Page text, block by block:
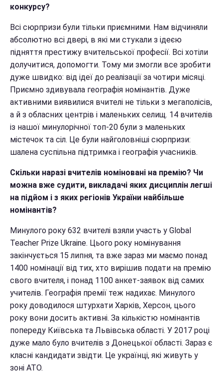
конкурсу?
Всі сюрпризи були тільки приємними. Нам відчиняли
абсолютно всі двері, в які ми стукали з ідеєю
підняття престижу вчительської професії. Всі хотіли
долучитися, допомогти. Тому ми змогли все зробити
дуже швидко: від ідеї до реалізації за чотири місяці.
Приємно здивувала географія номінантів. Дуже
активними виявилися вчителі не тільки з мегаполісів,
а й з обласних центрів і маленьких селищ. 14 вчителів
із нашої минулорічної топ-20 були з маленьких
містечок та сіл. Це були найголовніші сюрпризи:
шалена суспільна підтримка і географія учасників.
Скільки наразі вчителів номіновані на премію? Чи
можна вже судити, викладачі яких дисциплін легші
на підйом і з яких регіонів України найбільше
номінантів?
Минулого року 632 вчителі взяли участь у Global
Teacher Prize Ukraine. Цього року номінування
закінчується 15 липня, та вже зараз ми маємо понад
1400 номінації від тих, хто вирішив подати на премію
свого вчителя, і понад 1100 анкет-заявок від самих
учителів. Географія премії теж надихає. Минулого
року доводилося штурхати Харків, Херсон, цього
року вони досить активні. За кількістю номінантів
попереду Київська та Львівська області. У 2017 році
дуже мало було вчителів з Донецької області. Зараз є
класні кандидати звідти. Це українці, які живуть у
зоні АТО.